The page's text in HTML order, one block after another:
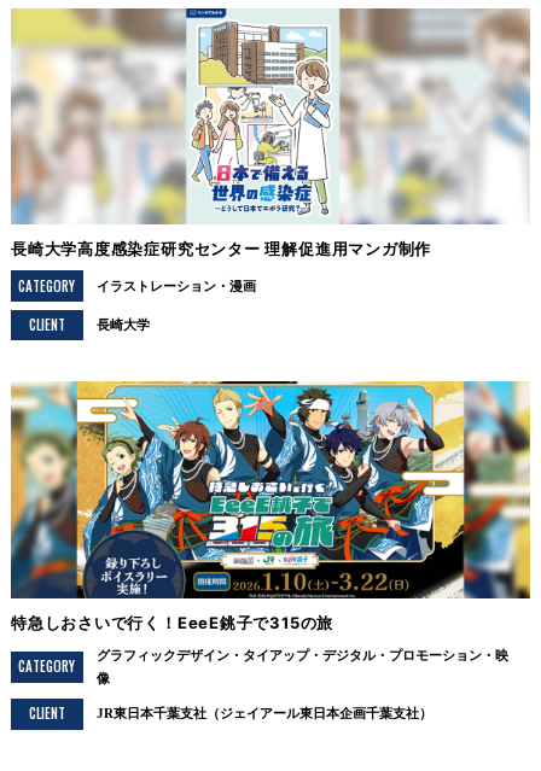
長崎大学高度感染症研究センター 理解促進用マンガ制作
CATEGORY
イラストレーション 漫画
CLIENT 長崎大学
特急しおさいで行く！EeeE銚子で315の旅
CATEGORY
グラフィックデザイン タイアップ デジタル プロモーション
映
像
CLIENT JR東日本千葉支社（ジェイアール東日本企画千葉支社）